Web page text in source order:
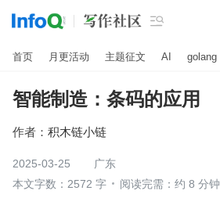

首页 月更活动 主题征文 AI golang
智能制造：条码的应用
作者： 积木链小链
2025-03-25
广东
本文字数：2572 字
阅读完需：约 8 分钟